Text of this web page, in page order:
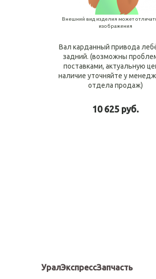
Внешний вид изделия может
изображения
Вал карданный привода
задний. (возможны
поставками, актуальную
наличие уточняйте у
отдела продаж)
10 625 руб.
УралЭкспрессЗапчасть